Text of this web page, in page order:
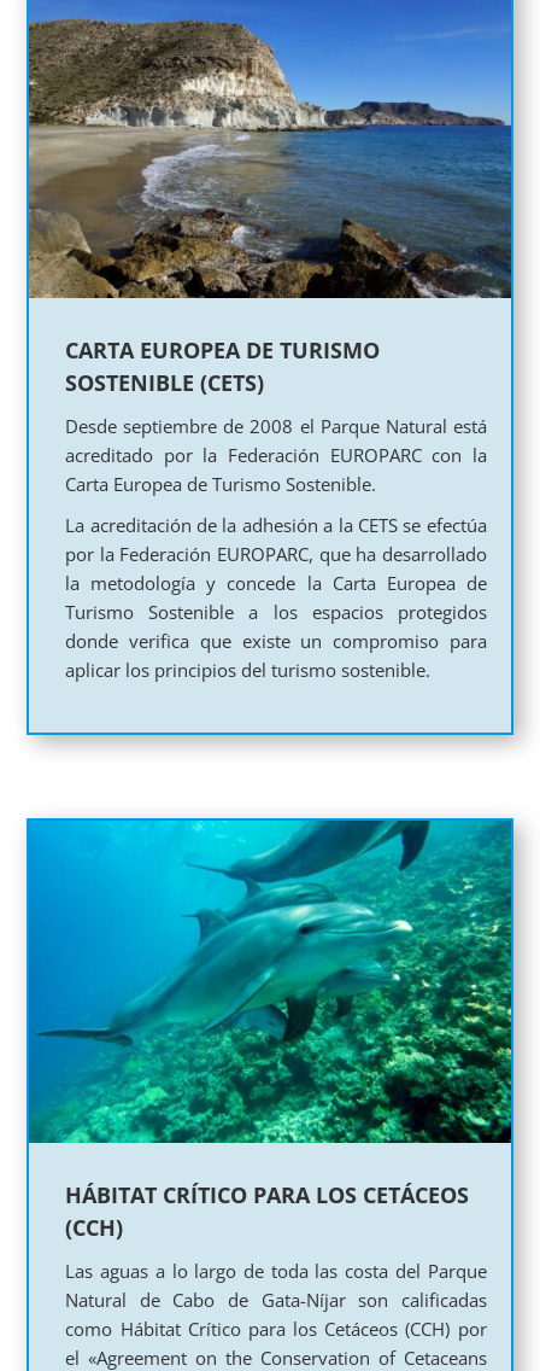
CARTA EUROPEA DE TURISMO
SOSTENIBLE (CETS)
Desde septiembre de 2008 el Parque Natural está
acreditado por la Federación EUROPARC con la
Carta Europea de Turismo Sostenible.
La acreditación de la adhesión a la CETS se efectúa
por la Federación EUROPARC, que ha desarrollado
la metodología y concede la Carta Europea de
Turismo Sostenible a los espacios protegidos
donde verifica que existe un compromiso para
aplicar los principios del turismo sostenible.
HÁBITAT CRÍTICO PARA LOS CETÁCEOS
(CCH)
Las aguas a lo largo de toda las costa del Parque
Natural de Cabo de Gata-Níjar son calificadas
como Hábitat Crítico para los Cetáceos (CCH) por
el «Agreement on the Conservation of Cetaceans